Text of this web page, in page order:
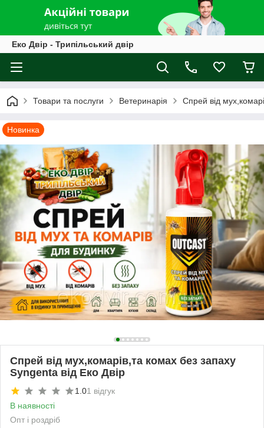
Еко Двір - Трипільський двір
Товари та послуги Ветеринарія Спрей від
Новинка
Спрей від мух,комарів,та комах без запаху
Syngenta від Еко Двір
1.01 відгук
В наявності
Опт і роздріб